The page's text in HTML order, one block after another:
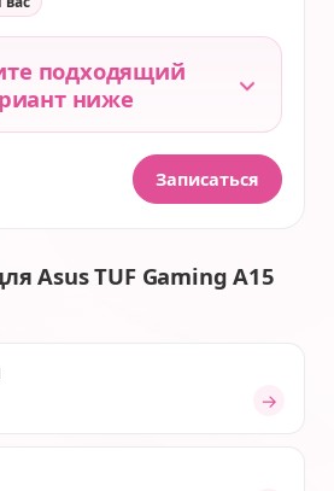
подходящий
ниже
Записаться
Asus TUF Gaming A15
→